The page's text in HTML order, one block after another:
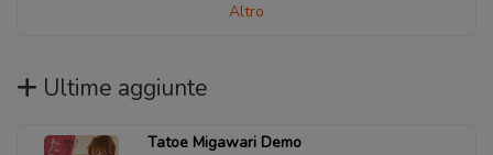
Altro
Ultime aggiunte
Tatoe Migawari Demo